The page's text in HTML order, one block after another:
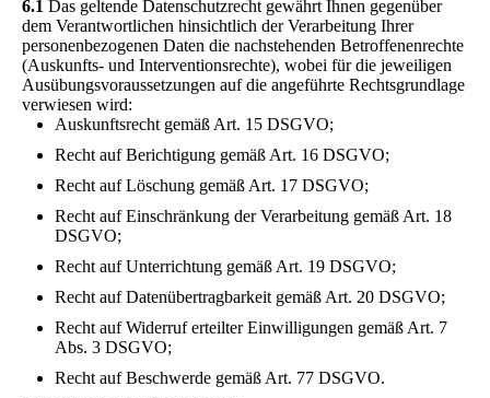
6.1 Das geltende Datenschutzrecht gewährt Ihnen gegenüber
dem Verantwortlichen hinsichtlich der Verarbeitung Ihrer
personenbezogenen Daten die nachstehenden Betroffenenrechte
(Auskunfts- und Interventionsrechte), wobei für die jeweiligen
Ausübungsvoraussetzungen auf die angeführte Rechtsgrundlage
verwiesen wird:
Auskunftsrecht gemäß Art. 15 DSGVO;
Recht auf Berichtigung gemäß Art. 16 DSGVO;
Recht auf Löschung gemäß Art. 17 DSGVO;
Recht auf Einschränkung der Verarbeitung gemäß Art. 18
DSGVO;
Recht auf Unterrichtung gemäß Art. 19 DSGVO;
Recht auf Datenübertragbarkeit gemäß Art. 20 DSGVO;
Recht auf Widerruf erteilter Einwilligungen gemäß Art. 7
Abs. 3 DSGVO;
Recht auf Beschwerde gemäß Art. 77 DSGVO.